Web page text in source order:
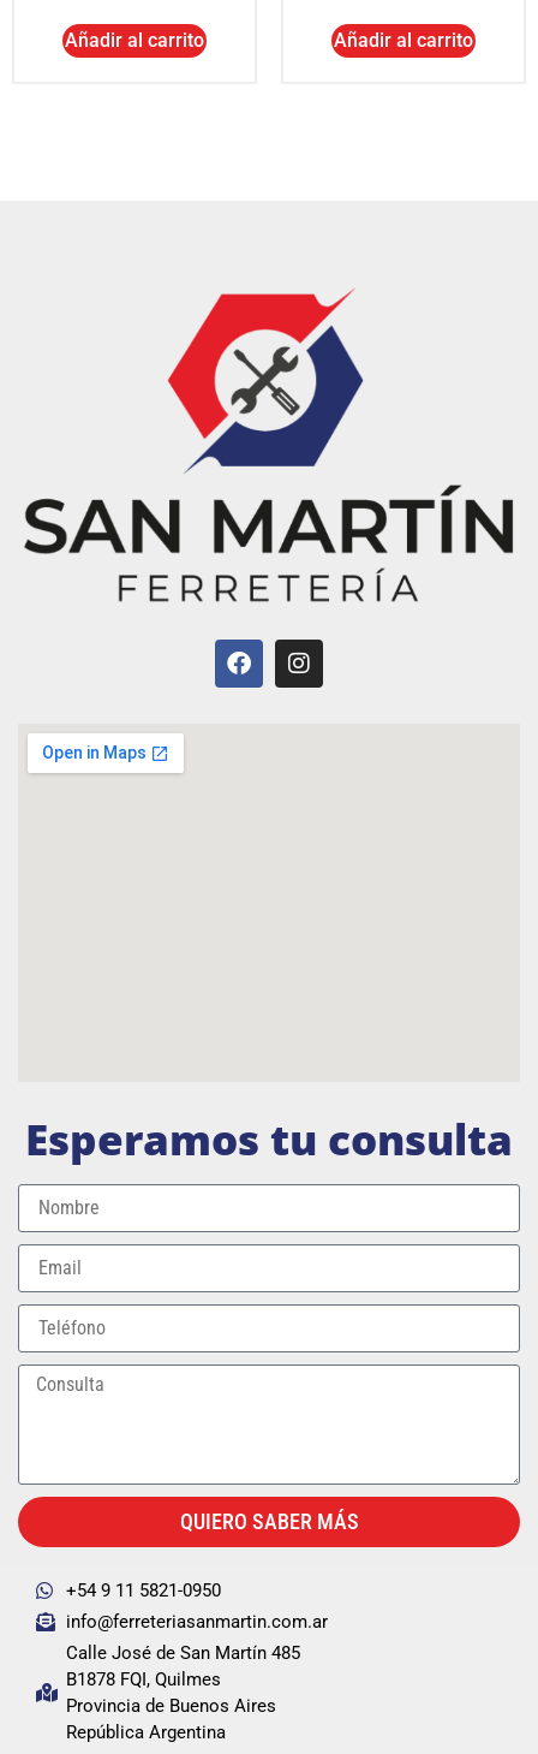
Añadir al carrito Añadir al carrito
Esperamos tu consulta
QUIERO SABER MÁS
+54 9 11 5821-0950
info@ferreteriasanmartin.com.ar
Calle José de San Martín 485
B1878 FQI, Quilmes
Provincia de Buenos Aires
República Argentina